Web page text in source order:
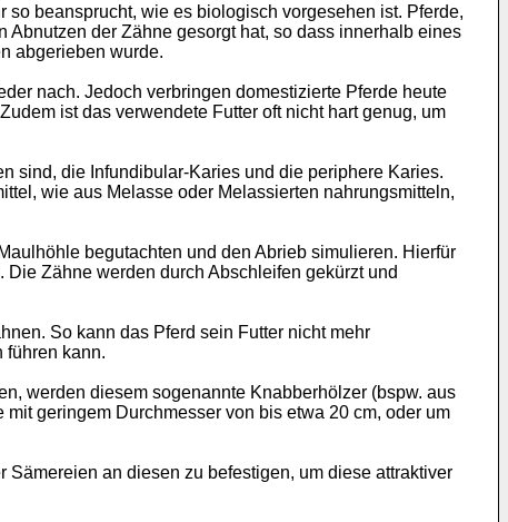
so beansprucht, wie es biologisch vorgesehen ist. Pferde,
der Zähne gesorgt hat, so dass innerhalb eines
abgerieben wurde.
nach. Jedoch verbringen domestizierte Pferde heute
ist das verwendete Futter oft nicht hart genug, um
sind, die Infundibular-Karies und die periphere Karies.
wie aus Melasse oder Melassierten nahrungsmitteln,
begutachten und den Abrieb simulieren. Hierfür
Zähne werden durch Abschleifen gekürzt und
So kann das Pferd sein Futter nicht mehr
führen kann.
werden diesem sogenannte Knabberhölzer (bspw. aus
geringem Durchmesser von bis etwa 20 cm, oder um
an diesen zu befestigen, um diese attraktiver